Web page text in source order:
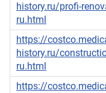
history.ru/profi-
ru.html
https://
history.ru/
ru.html
https://